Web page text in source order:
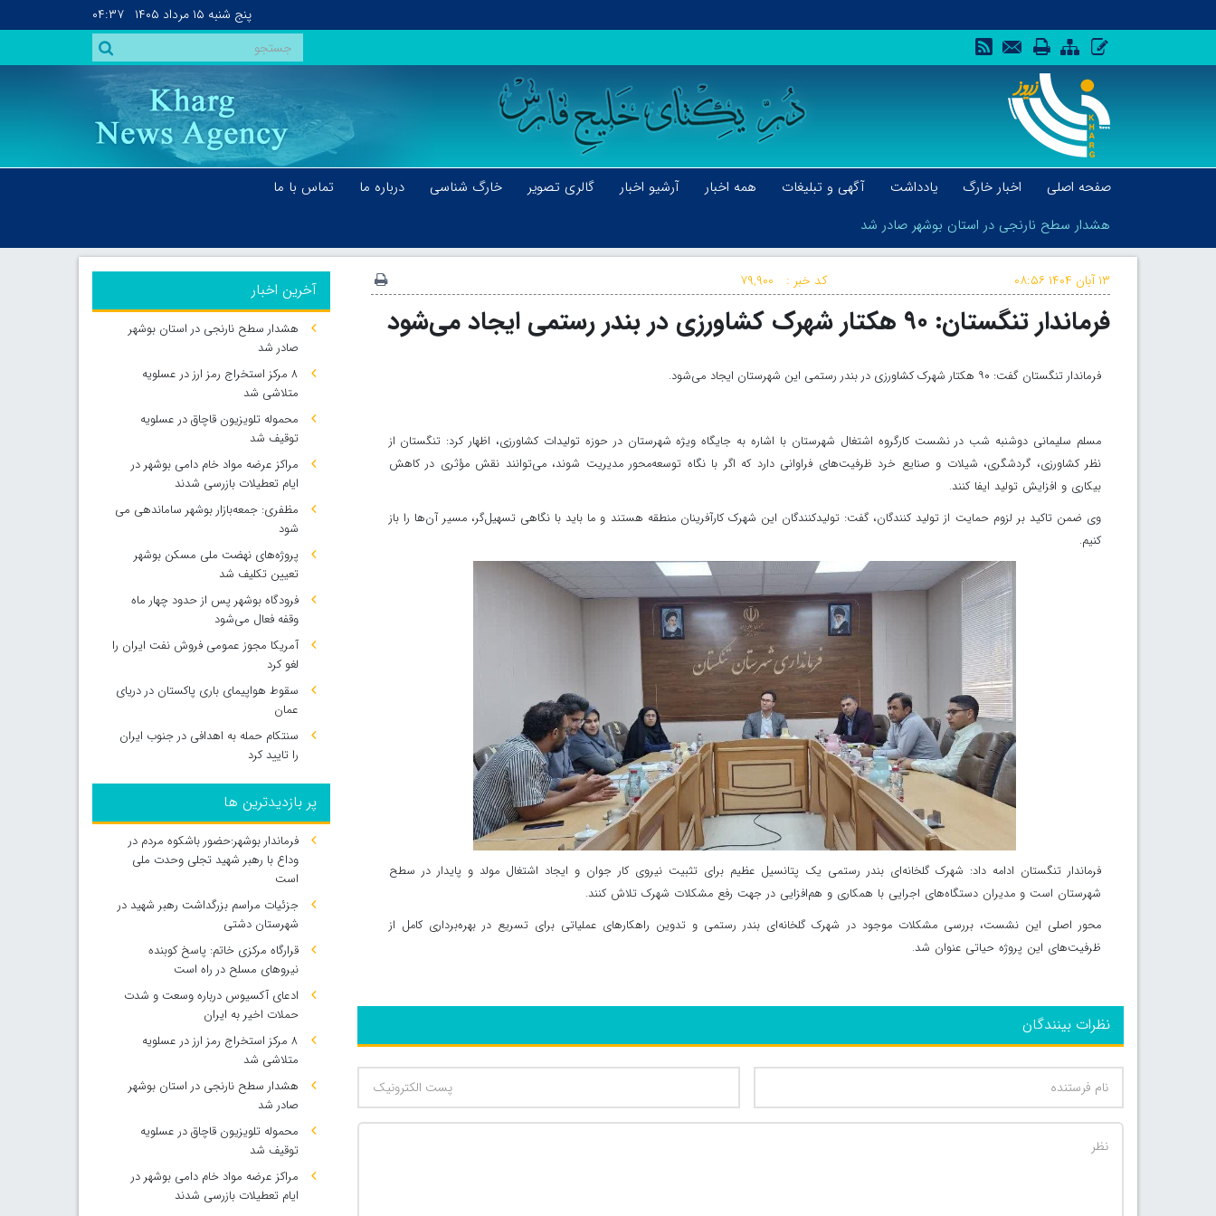
پنج شنبه ۱۵ مرداد ۱۴۰۵ ۰۴:۳۷
صفحه اصلی اخبار خارگ یادداشت آگهی و تبلیغات همه اخبار آرشیو اخبار گالری تصویر خارگ شناسی درباره ما
تماس با ما
هشدار سطح نارنجی در استان بوشهر صادر شد
هشدار سطح نارنجی در استان بوشهر صادر شد
کد خبر : ۷۹,۹۰۰ ۱۳ آبان ۱۴۰۴ ۰۸:۵۶
فرماندار تنگستان: ۹۰ هکتار شهرک کشاورزی در بندر رستمی ایجاد می‌شود
فرماندار تنگستان گفت: ۹۰ هکتار شهرک کشاورزی در بندر رستمی این شهرستان ایجاد می‌شود.
مسلم سلیمانی دوشنبه شب در نشست کارگروه اشتغال شهرستان با اشاره به جایگاه ویژه شهرستان در حوزه تولیدات کشاورزی، اظهار کرد: تنگستان از
نظر کشاورزی، گردشگری، شیلات و صنایع خرد ظرفیت‌های فراوانی دارد که اگر با نگاه توسعه‌محور مدیریت شوند، می‌توانند نقش مؤثری در کاهش
بیکاری و افزایش تولید ایفا کنند.
وی ضمن تاکید بر لزوم حمایت از تولید کنندگان، گفت: تولیدکنندگان این شهرک کارآفرینان منطقه هستند و ما باید با نگاهی تسهیل‌گر، مسیر آن‌ها را باز
کنیم.
فرماندار تنگستان ادامه داد: شهرک گلخانه‌ای بندر رستمی یک پتانسیل عظیم برای تثبیت نیروی کار جوان و ایجاد اشتغال مولد و پایدار در سطح
شهرستان است و مدیران دستگاه‌های اجرایی با همکاری و هم‌افزایی در جهت رفع مشکلات شهرک تلاش کنند.
محور اصلی این نشست، بررسی مشکلات موجود در شهرک گلخانه‌ای بندر رستمی و تدوین راهکارهای عملیاتی برای تسریع در بهره‌برداری کامل از
ظرفیت‌های این پروژه حیاتی عنوان شد.
نظرات بینندگان
آخرین اخبار
هشدار سطح نارنجی در استان بوشهر
صادر شد
۸ مرکز استخراج رمز ارز در عسلویه
متلاشی شد
محموله تلویزیون قاچاق در عسلویه
توقیف شد
مراکز عرضه مواد خام دامی بوشهر در
ایام تعطیلات بازرسی شدند
مظفری: جمعه‌بازار بوشهر ساماندهی می‌
شود
پروژه‌های نهضت ملی مسکن بوشهر
تعیین تکلیف شد
فرودگاه بوشهر پس از حدود چهار ماه
وقفه فعال می‌شود
آمریکا مجوز عمومی فروش نفت ایران را
لغو کرد
سقوط هواپیمای باری پاکستان در دریای
عمان
سنتکام حمله به اهدافی در جنوب ایران
را تایید کرد
پر بازدیدترین ها
فرماندار بوشهر:حضور باشکوه مردم در
وداع با رهبر شهید تجلی وحدت ملی
است
جزئیات مراسم بزرگداشت رهبر شهید در
شهرستان دشتی
قرارگاه مرکزی خاتم: پاسخ کوبنده
نیروهای مسلح در راه است
ادعای آکسیوس درباره وسعت و شدت
حملات اخیر به ایران
۸ مرکز استخراج رمز ارز در عسلویه
متلاشی شد
هشدار سطح نارنجی در استان بوشهر
صادر شد
محموله تلویزیون قاچاق در عسلویه
توقیف شد
مراکز عرضه مواد خام دامی بوشهر در
ایام تعطیلات بازرسی شدند